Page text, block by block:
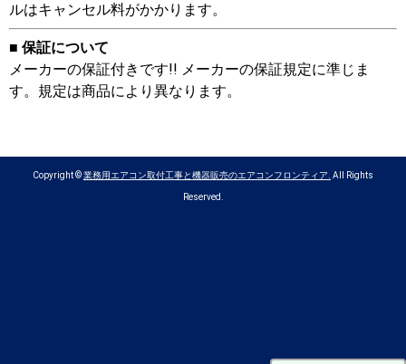
ルはキャンセル料がかかります。
■ 保証について
メーカーの保証付きです!! メーカーの保証規定に準じま
す。規定は商品により異なります。
Copyright ©業務用エアコン取付工事と機器販売のエアコンフロンティア. All Rights
Reserved.